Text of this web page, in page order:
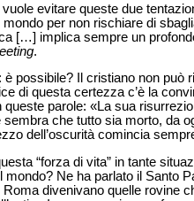
evitare queste due
per non rischiare di
[…] implica sempre un
.
è possibile? Il cristiano non
di questa certezza c’è la
parole: «La sua
che tutto sia morto, da
dell’oscurità comincia
“forza di vita” in tante
mondo? Ne ha parlato il Santo
divenivano quelle rovine